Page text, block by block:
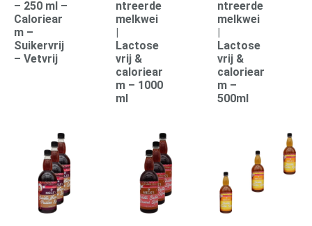
– 250 ml –
Caloriear
m –
Suikervrij
– Vetvrij
ntreerde
melkwei
|
Lactose
vrij &
caloriear
m – 1000
ml
ntreerde
melkwei
|
Lactose
vrij &
caloriear
m –
500ml